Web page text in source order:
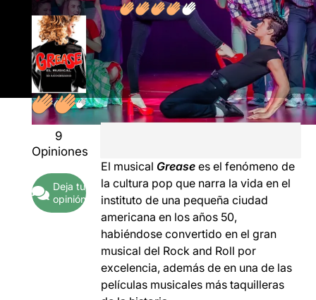
9
Opiniones
Deja tu
opinión
El musical Grease es el fenómeno de
la cultura pop que narra la vida en el
instituto de una pequeña ciudad
americana en los años 50,
habiéndose convertido en el gran
musical del Rock and Roll por
excelencia, además de en una de las
películas musicales más taquilleras